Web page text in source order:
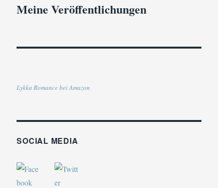
Meine Veröffentlichungen
Lykka Romance bei Amazon
SOCIAL MEDIA